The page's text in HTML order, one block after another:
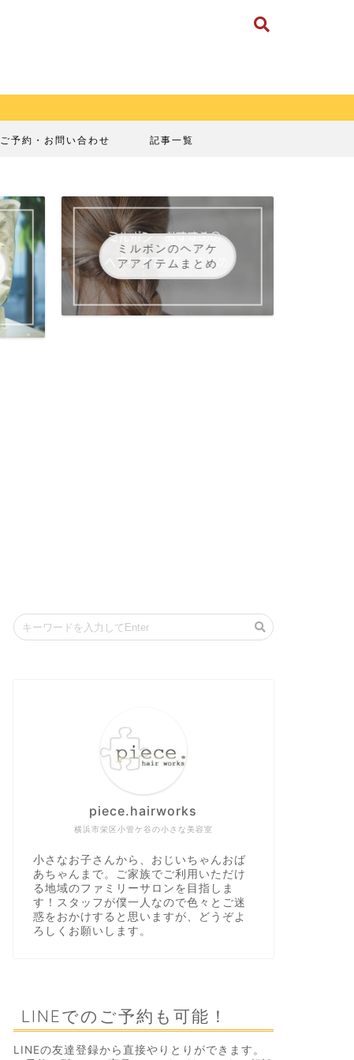
ご予約・お問い合わせ 記事一覧
ミルボンのヘアケ
アアイテムまとめ
横浜市栄区小管ケ谷の小さな美容室
piece.hairworks
小さなお子さんから、おじいちゃんおば
あちゃんまで。ご家族でご利用いただけ
る地域のファミリーサロンを目指しま
す！スタッフが僕一人なので色々とご迷
惑をおかけすると思いますが、どうぞよ
ろしくお願いします。
LINEでのご予約も可能！
LINEの友達登録から直接やりとりができます。